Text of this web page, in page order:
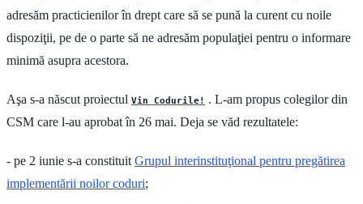
adresăm practicienilor în drept care să se pună la curent cu noile
dispoziţii, pe de o parte să ne adresăm populaţiei pentru o informare
minimă asupra acestora.
Aşa s-a născut proiectul Vin Codurile! . L-am propus colegilor din
CSM care l-au aprobat în 26 mai. Deja se văd rezultatele:
- pe 2 iunie s-a constituit Grupul interinstituţional pentru pregătirea
implementării noilor coduri;